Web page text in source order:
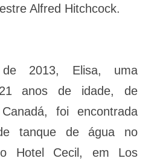
Alfred Hitchcock.
2013, Elisa, uma
anos de idade, de
foi encontrada
tanque de água no
Hotel Cecil, em Los